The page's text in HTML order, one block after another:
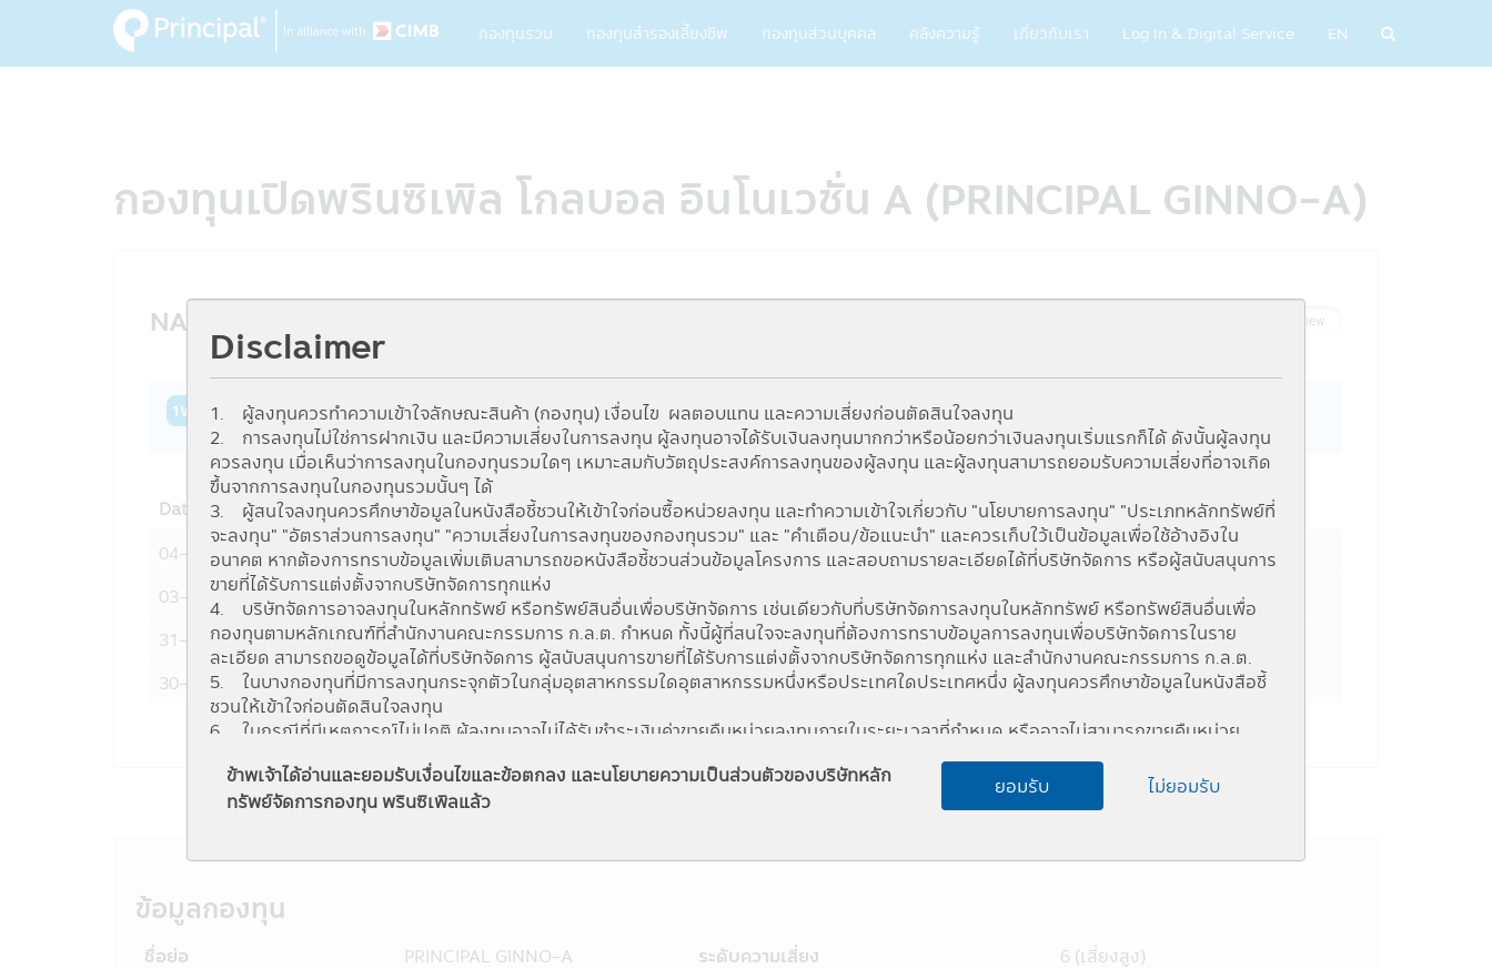
Disclaimer
1. ผู้ลงทุนควรทำความเข้าใจลักษณะสินค้า (กองทุน) เงื่อนไข ผลตอบแทน และความเสี่ยงก่อนตัดสินใจลงทุน
2. การลงทุนไม่ใช่การฝากเงิน และมีความเสี่ยงในการลงทุน ผู้ลงทุนอาจได้รับเงินลงทุนมากกว่าหรือน้อยกว่าเงินลงทุนเริ่มแรกก็ได้ ดังนั้นผู้ลงทุน
ควรลงทุน เมื่อเห็นว่าการลงทุนในกองทุนรวมใดๆ เหมาะสมกับวัตถุประสงค์การลงทุนของผู้ลงทุน และผู้ลงทุนสามารถยอมรับความเสี่ยงที่อาจเกิด
ขึ้นจากการลงทุนในกองทุนรวมนั้นๆ ได้
3. ผู้สนใจลงทุนควรศึกษาข้อมูลในหนังสือชี้ชวนให้เข้าใจก่อนซื้อหน่วยลงทุน และทำความเข้าใจเกี่ยวกับ "นโยบายการลงทุน" "ประเภทหลักทรัพย์ที่
จะลงทุน" "อัตราส่วนการลงทุน" "ความเสี่ยงในการลงทุนของกองทุนรวม" และ "คำเตือน/ข้อแนะนำ" และควรเก็บใว้เป็นข้อมูลเพื่อใช้อ้างอิงใน
อนาคต หากต้องการทราบข้อมูลเพิ่มเติมสามารถขอหนังสือชี้ชวนส่วนข้อมูลโครงการ และสอบถามรายละเอียดได้ที่บริษัทจัดการ หรือผู้สนับสนุนการ
ขายที่ได้รับการแต่งตั้งจากบริษัทจัดการทุกแห่ง
4. บริษัทจัดการอาจลงทุนในหลักทรัพย์ หรือทรัพย์สินอื่นเพื่อบริษัทจัดการ เช่นเดียวกับที่บริษัทจัดการลงทุนในหลักทรัพย์ หรือทรัพย์สินอื่นเพื่อ
กองทุนตามหลักเกณฑ์ที่สำนักงานคณะกรรมการ ก.ล.ต. กำหนด ทั้งนี้ผู้ที่สนใจจะลงทุนที่ต้องการทราบข้อมูลการลงทุนเพื่อบริษัทจัดการในราย
ละเอียด สามารถขอดูข้อมูลได้ที่บริษัทจัดการ ผู้สนับสนุนการขายที่ได้รับการแต่งตั้งจากบริษัทจัดการทุกแห่ง และสำนักงานคณะกรรมการ ก.ล.ต.
5. ในบางกองทุนที่มีการลงทุนกระจุกตัวในกลุ่มอุตสาหกรรมใดอุตสาหกรรมหนึ่งหรือประเทศใดประเทศหนึ่ง ผู้ลงทุนควรศึกษาข้อมูลในหนังสือชี้
ชวนให้เข้าใจก่อนตัดสินใจลงทุน
6. ในกรณีที่มีเหตุการณ์ไม่ปกติ ผู้ลงทุนอาจไม่ได้รับชำระเงินค่าขายคืนหน่วยลงทุนภายในระยะเวลาที่กำหนด หรืออาจไม่สามารถขายคืนหน่วย
7. ในกรณีที่กองทุนรวมไม่สามารถดำรงสินทรัพย์สภาพคล่องได้ตามที่สำนักงานคณะกรรมการ ก.ล.ต. กำหนด ผู้ลงทุนอาจไม่สามารถขายคืนหน่วย
ลงทุนได้ตามที่มีคำสั่งไว้
9. กองทุนรวมเป็นนิติบุคคลแยกต่างหากจากบริษัทจัดการ ดังนั้นบริษัทจัดการจึงไม่มีภาระผูกพันในการชดเชยผลขาดทุนของกองทุนรวม ทั้งนี้ ผล
การดำเนินงานของกองทุนรวม ไม่ได้ขึ้นอยู่กับสถานะทางการเงินหรือผลการดำเนินงานของบริษัทจัดการ
10. การลงทุนในกองทุนรวมใดๆ ที่มีรายชื่อปรากฏในแอปพลิเคชันผ่านโทรศัพท์มือถือนี้อยู่ภายใต้การควบคุมของกฎหมายไทยรวมถึงกฎ ระเบียบ
ข้าพเจ้าได้อ่านและยอมรับเงื่อนไขและข้อตกลง และนโยบายความเป็นส่วนตัวของบริษัทหลัก
ทรัพย์จัดการกองทุน พรินซิเพิลแล้ว
ยอมรับ ไม่ยอมรับ
main
EN
Main
navigation
กองทุนรวม กองทุนสำรองเลี้ยงชีพ กองทุนส่วนบุคคล คลังความรู้ เกี่ยวกับเรา Log In & Digital Service
กองทุนเปิดพรินซิเพิล โกลบอล อินโนเวชั่น A (PRINCIPAL GINNO-A)
NAV History Graph View
1W 1M 3M 6M YTD 1Y 3Y 5Y From To
Date NAV Fund change
Fund Change Percent
04-08-2026
18.1611 0.5978
3.40 %
03-08-2026
17.5633 0.2775
1.61 %
31-07-2026
17.2858 -0.0321
-0.19 %
30-07-2026
17.3179 0.2238 1.31 %
ข้อมูลกองทุน
ชื่อย่อ PRINCIPAL GINNO-A ระดับความเสี่ยง
6 (เสี่ยงสูง)